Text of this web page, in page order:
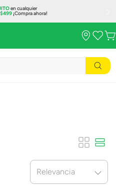
en cualquier
$499¡Compra ahora!
Relevancia